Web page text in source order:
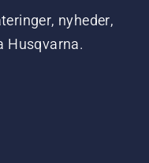
nyheder,
Husqvarna.